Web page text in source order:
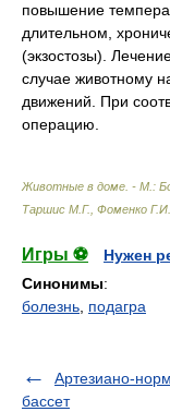
повышение
длительном,
(экзостозы).
случае животному
движений. При
операцию.
Животные в доме. - М.:
Таршис М.Г., Фоменко Г.И.
Игры ⚽
Нужен
Синонимы:
болезнь подагра
Артезиано-
бассет